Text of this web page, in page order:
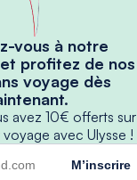
vous à notre
profitez de nos
voyage dès
avez 10€ offerts sur
avec Ulysse !
M’inscrire